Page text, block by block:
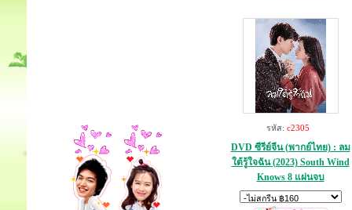
รหัส: c2305
DVD ซีรีย์จีน (พากย์ไทย) : ลม
ใต้รู้ใจฉัน (2023) South Wind
Knows 8 แผ่นจบ